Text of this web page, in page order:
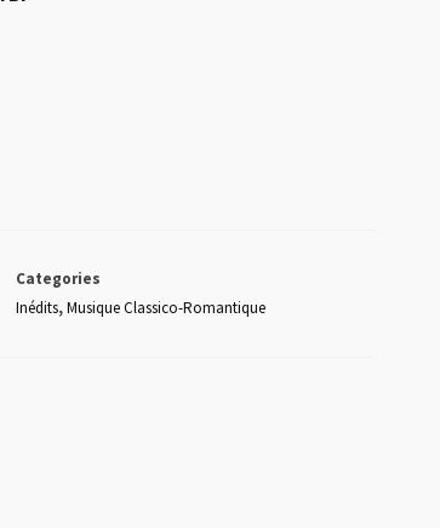
Categories
Inédits,Musique Classico-Romantique